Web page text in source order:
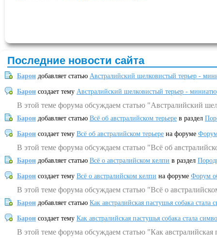
Последние новости сайта
Барон добавляет статью Австралийский шелковистый терьер -
Барон создает тему Австралийский шелковистый терьер -
В этой теме форума обсуждаем статью "Австралийский
Барон добавляет статью Всё об австралийском терьере в раздел
Барон создает тему Всё об австралийском терьере на форуме
В этой теме форума обсуждаем статью "Всё об
Барон добавляет статью Всё о австралийском келпи в раздел
Барон создает тему Всё о австралийском келпи на форуме Форум
В этой теме форума обсуждаем статью "Всё о
Барон добавляет статью Как австралийская пастушья собака
Барон создает тему Как австралийская пастушья собака стала
В этой теме форума обсуждаем статью "Как